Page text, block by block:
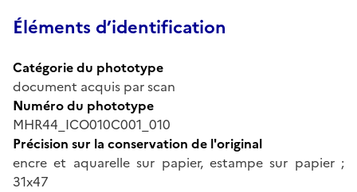
Éléments d’identification
Catégorie du phototype
document acquis par scan
Numéro du phototype
MHR44_ICO010C001_010
Précision sur la conservation de l'original
encre et aquarelle sur papier, estampe sur papier ;
31x47